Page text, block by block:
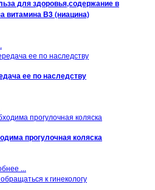
для здоровья,содержание в
витамина В3 (ниацина)
ее по наследству
прогулочная коляска
...